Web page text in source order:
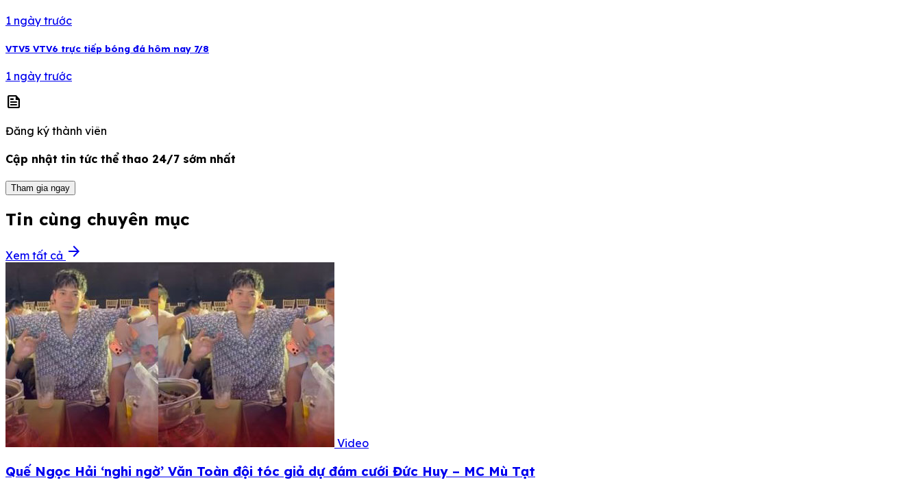
1 ngày trước
VTV5 VTV6 trực tiếp bóng đá hôm nay 7/8
1 ngày trước
news
Đăng ký thành viên
Cập nhật tin tức thể thao 24/7 sớm nhất
Tham gia ngay
Tin cùng chuyên mục
Xem tất cả arrow_forward
Video
Quế Ngọc Hải ‘nghi ngờ’ Văn Toàn đội tóc giả dự đám cưới Đức Huy – MC Mù Tạt